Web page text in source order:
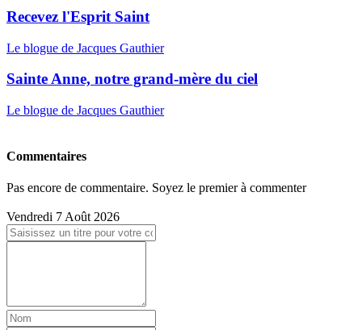
Recevez l'Esprit Saint
Le blogue de Jacques Gauthier
Sainte Anne, notre grand-mère du ciel
Le blogue de Jacques Gauthier
Commentaires
Pas encore de commentaire. Soyez le premier à commenter
Vendredi 7 Août 2026